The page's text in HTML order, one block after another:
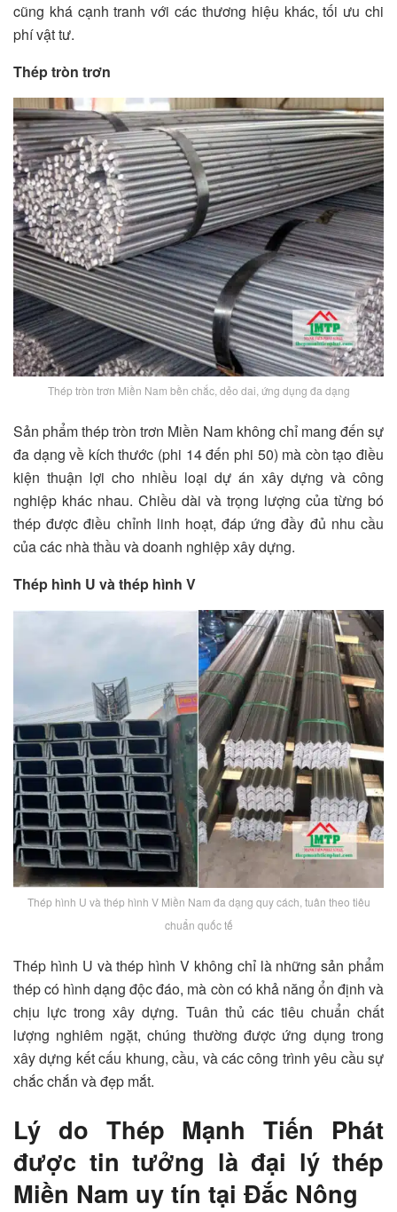
cũng khá cạnh tranh với các thương hiệu khác, tối ưu chi
phí vật tư.
Thép tròn trơn
Thép tròn trơn Miền Nam bền chắc, dẻo dai, ứng dụng đa dạng
Sản phẩm thép tròn trơn Miền Nam không chỉ mang đến sự
đa dạng về kích thước (phi 14 đến phi 50) mà còn tạo điều
kiện thuận lợi cho nhiều loại dự án xây dựng và công
nghiệp khác nhau. Chiều dài và trọng lượng của từng bó
thép được điều chỉnh linh hoạt, đáp ứng đầy đủ nhu cầu
của các nhà thầu và doanh nghiệp xây dựng.
Thép hình U và thép hình V
Thép hình U và thép hình V Miền Nam đa dạng quy cách, tuân theo tiêu
chuẩn quốc tế
Thép hình U và thép hình V không chỉ là những sản phẩm
thép có hình dạng độc đáo, mà còn có khả năng ổn định và
chịu lực trong xây dựng. Tuân thủ các tiêu chuẩn chất
lượng nghiêm ngặt, chúng thường được ứng dụng trong
xây dựng kết cấu khung, cầu, và các công trình yêu cầu sự
chắc chắn và đẹp mắt.
Lý do Thép Mạnh Tiến Phát
được tin tưởng là đại lý thép
Miền Nam uy tín tại Đắc Nông